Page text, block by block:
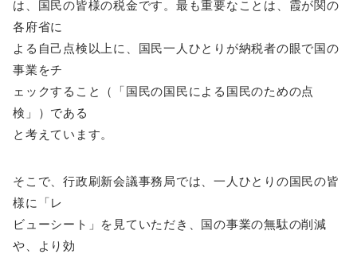
は、国民の皆様の税金です。最も重要なことは、霞が関の
各府省に
よる自己点検以上に、国民一人ひとりが納税者の眼で国の
事業をチ
ェックすること（「国民の国民による国民のための点
検」）である
と考えています。
そこで、行政刷新会議事務局では、一人ひとりの国民の皆
様に「レ
ビューシート」を見ていただき、国の事業の無駄の削減
や、より効